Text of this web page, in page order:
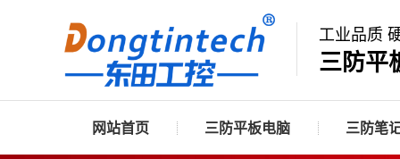
工业品质
三防平
网站首页 三防平板电脑 三防笔